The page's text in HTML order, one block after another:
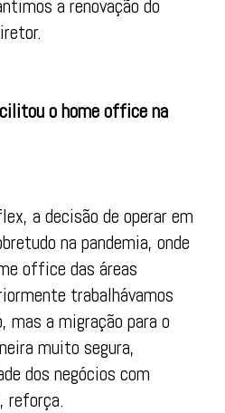
a renovação do
o home office na
a decisão de operar em
na pandemia, onde
office das áreas
trabalhávamos
mas a migração para o
muito segura,
dos negócios com
reforça.